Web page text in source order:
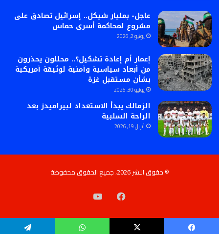
عاجل- بمليار شيكل.. إسرائيل تصادق على
مشروع لمحاكمة أسرى حماس
يونيو 2, 2026
إعمار أم إعادة تشكيل؟.. محللون يحذرون
من أبعاد سياسية وأمنية لوثيقة أمريكية
بشأن مستقبل غزة
يونيو 30, 2026
الزمالك يبدأ الاستعداد لبيراميدز بعد
الراحة السلبية
أبريل 19, 2026
© حقوق النشر 2026، جميع الحقوق محفوظة
فيسبوك‫YouTube